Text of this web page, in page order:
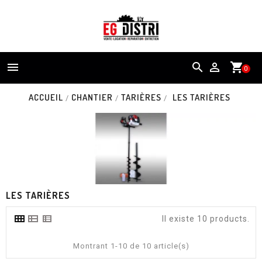
shopping_cart0
 
ACCUEIL CHANTIER TARIÈRES LES TARIÈRES
LES TARIÈRES
Il existe 10 products.
Montrant 1-10 de 10 article(s)